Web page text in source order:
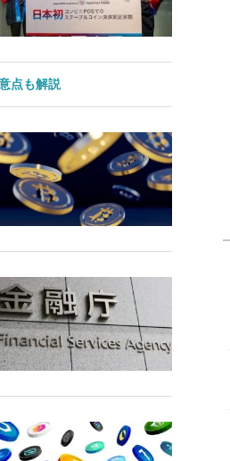
点も解説